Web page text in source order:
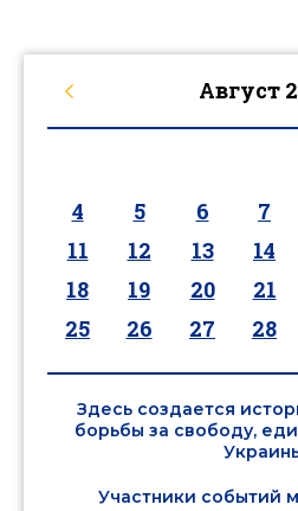
Август
4
5 6 7
11
12 13 14
18
19 20 21
25
26 27 28
Здесь создается
борьбы за свободу,
Участники событий